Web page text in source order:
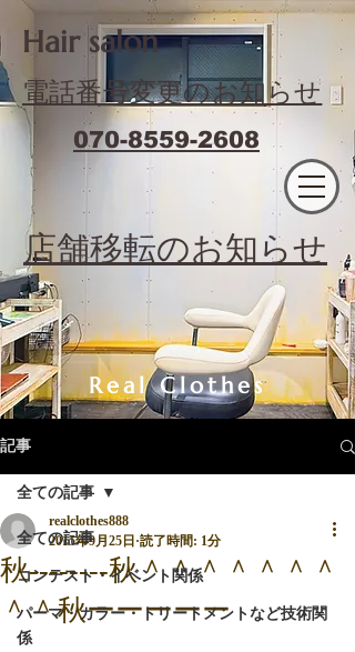
​Hair salon
電話番号変更のお知らせ
070-8559-2608
​店舗移転のお知らせ
Real Clothes
記事
全ての記事
コンテスト・イベント関係
パーマ・カラー・トリートメントなど技術関
係
全ての記事
秋--------秋＾＾＾＾＾＾＾
＾＾秋ーーーーー
realclothes888
2015年9月25日 読了時間: 1分